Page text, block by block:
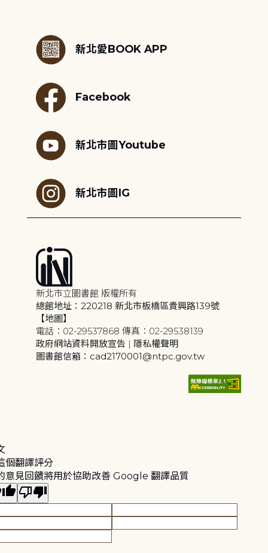
新北愛BOOK APP
Facebook
新北市圖Youtube
新北市圖IG
新北市立圖書館 版權所有
總館地址：220218 新北市板橋區貴興路139號
【地圖】
電話：02-29537868 傳真：02-29538139
政府網站資料開放宣告 | 隱私權聲明
圖書館信箱：cad2170001@ntpc.gov.tw
個翻譯評分
意見回饋將用於協助改善 Google 翻譯品質